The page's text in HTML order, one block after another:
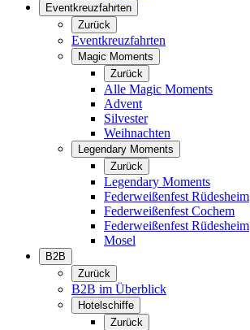
Eventkreuzfahrten
Zurück
Eventkreuzfahrten
Magic Moments
Zurück
Alle Magic Moments
Advent
Silvester
Weihnachten
Legendary Moments
Zurück
Legendary Moments
Federweißenfest Rüdesheim
Federweißenfest Cochem
Federweißenfest Rüdesheim
Mosel
B2B
Zurück
B2B im Überblick
Hotelschiffe
Zurück